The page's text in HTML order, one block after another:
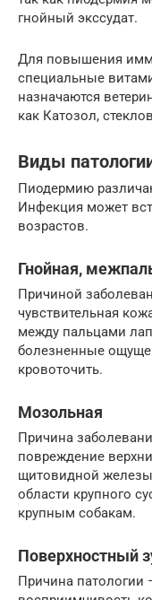
гнойный экссудат.
Для повышения
специальные
назначаются
как Катозол,
Виды
Пиодермию
Инфекция может
возрастов.
Гнойная,
Причиной
чувствительная
между пальцами
болезненные
кровоточить.
Мозольная
Причина
повреждение
щитовидной
области крупного
крупным собакам.
Поверхностный
Причина патологии